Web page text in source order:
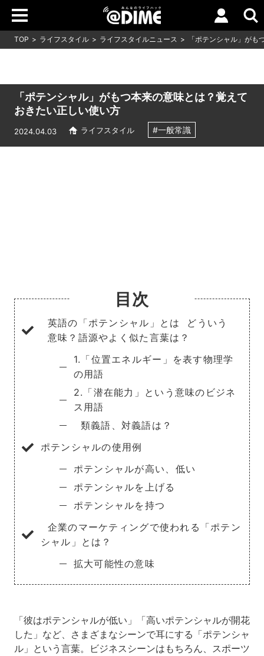
TOP ライフスタイル ライフスタイルニュース 「ポテンシャル」が
「ポテンシャル」がもつ本来の意味とは？覚えて
おきたい正しい使い方
2024.04.03 ライフスタイル #一般常識
目次
英語の「ポテンシャル」とは
どういう
意味？語源やよく似た言葉は？
1.「位置エネルギー」を表す物理学
の用語
2.「潜在能力」という意味のビジネ
ス用語
類義語、対義語は？
ポテンシャルの使用例
ポテンシャルが高い、低い
ポテンシャルを上げる
ポテンシャルを持つ
企業のマーケティングで使われる「ポテン
シャル」とは？
拡大可能性の意味
「彼はポテンシャルが低い」「高いポテンシャルが開花
した」など、さまざまなシーンで耳にする「ポテンシャ
ル」という言葉。ビジネスシーンはもちろん、スポーツ